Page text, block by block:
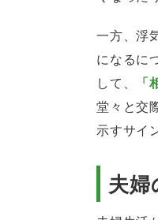
一方、浮
になるに
して、
堂々と交
示すサイ
夫